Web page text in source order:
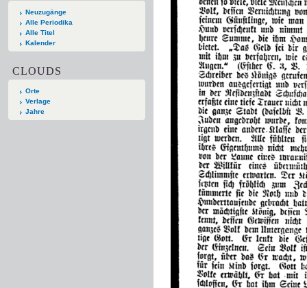
Neuzugänge
Alle Periodika
Alle Titel
Kalender
CLOUDS
Orte
Verlage
Jahre